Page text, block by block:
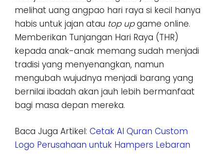
melihat uang angpao hari raya si kecil hanya
habis untuk jajan atau top upgame online.
Memberikan Tunjangan Hari Raya (THR)
kepada anak-anak memang sudah menjadi
tradisi yang menyenangkan, namun
mengubah wujudnya menjadi barang yang
bernilai ibadah akan jauh lebih bermanfaat
bagi masa depan mereka.
Baca Juga Artikel: Cetak Al Quran Custom
Logo Perusahaan untuk Hampers Lebaran